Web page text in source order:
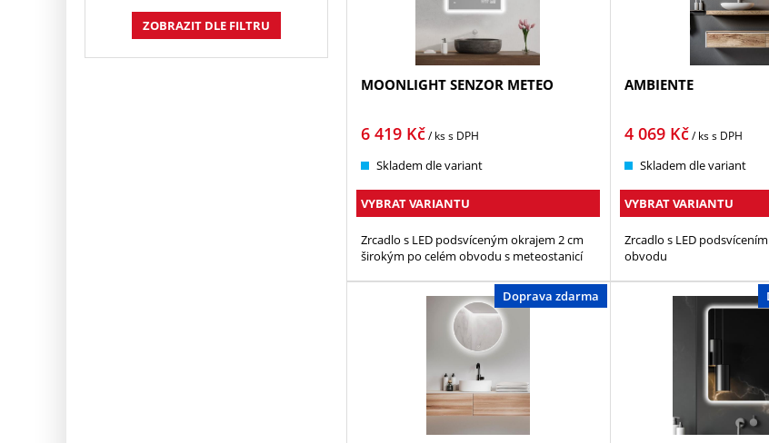
ZOBRAZIT DLE FILTRU
MOONLIGHT SENZOR METEO
6 419Kč/ kss DPH
Skladem dle variant
VYBRAT VARIANTU
Zrcadlo s LED podsvíceným okrajem 2 cm
širokým po celém obvodu s meteostanicí
AMBIENTE
4 069Kč/ kss DPH
Skladem dle variant
VYBRAT VARIANTU
Zrcadlo s LED
obvodu
Doprava zdarma